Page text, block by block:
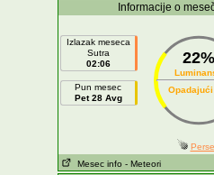
Informacije o
Izlazak meseca
Sutra
02:06
Pun mesec
Pet 28 Avg
22%
Mesec info - Meteori